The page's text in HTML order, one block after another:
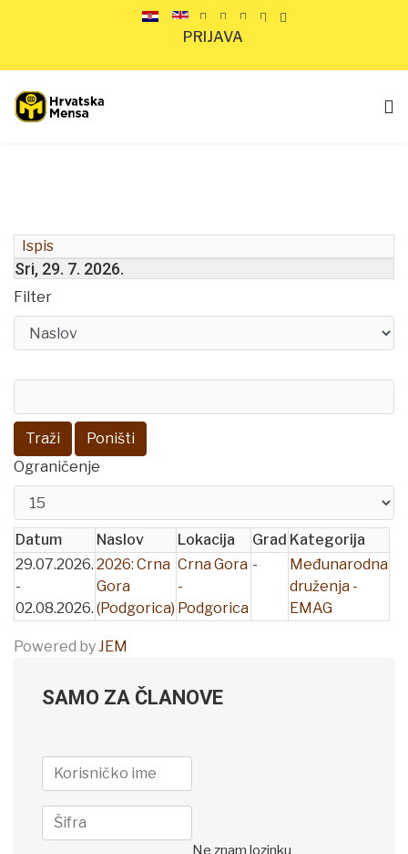
PRIJAVA
Ispis
Sri, 29. 7. 2026.
Filter
Traži
Poništi
Ograničenje
Datum Naslov Lokacija Grad Kategorija
29.07.2026.
-
02.08.2026.
2026: Crna
Gora
(Podgorica)
Crna Gora
-
Podgorica
-
Međunarodna
druženja -
EMAG
Powered byJEM
SAMO ZA ČLANOVE
Ne znam lozinku